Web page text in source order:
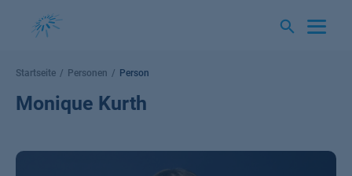
Startseite Personen Person
Monique Kurth